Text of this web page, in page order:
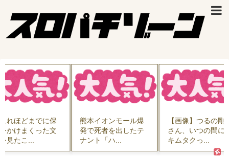
れほどまでに保
かけまくった文
見たこ...
熊本イオンモール爆
発で死者を出したテ
ナント「ハ...
【画像】つるの剛
さん、いつの間に
キムタクっ...